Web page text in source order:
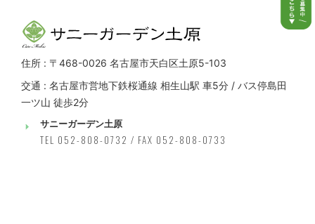
住所 : 〒468-0026 名古屋市天白区土原5-103
交通 : 名古屋市営地下鉄桜通線 相生山駅 車5分 / バス停島田
一ツ山 徒歩2分
サニーガーデン土原
TEL 052-808-0732 / FAX 052-808-0733